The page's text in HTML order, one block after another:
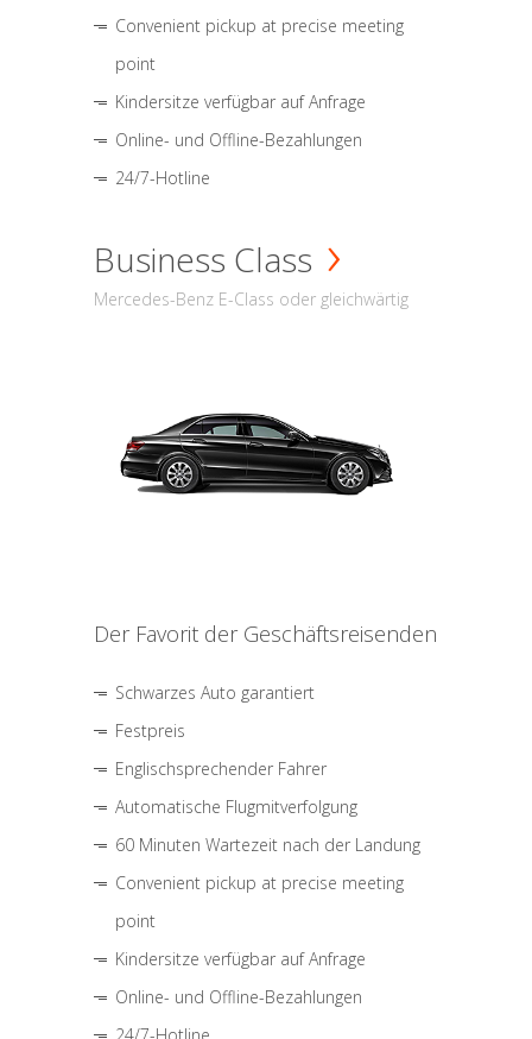
Convenient pickup at precise meeting
point
Kindersitze verfügbar auf Anfrage
Online- und Offline-Bezahlungen
24/7-Hotline
Business Class
Mercedes-Benz E-Class oder gleichwärtig
Der Favorit der Geschäftsreisenden
Schwarzes Auto garantiert
Festpreis
Englischsprechender Fahrer
Automatische Flugmitverfolgung
60 Minuten Wartezeit nach der Landung
Convenient pickup at precise meeting
point
Kindersitze verfügbar auf Anfrage
Online- und Offline-Bezahlungen